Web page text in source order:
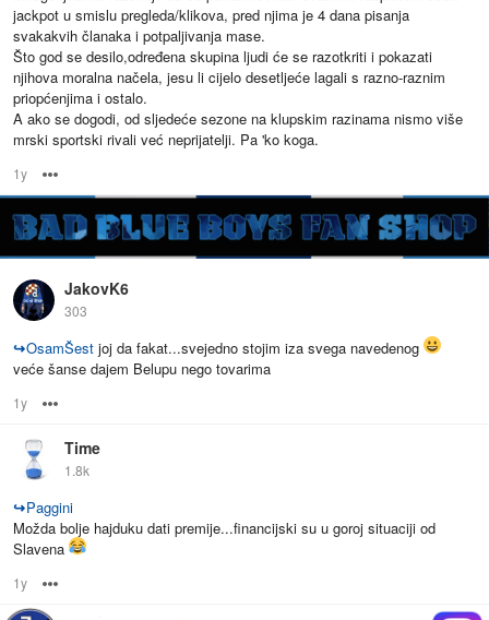
jackpot u smislu pregleda/klikova, pred njima je 4 dana pisanja
svakakvih članaka i potpaljivanja mase.
Što god se desilo,određena skupina ljudi će se razotkriti i pokazati
njihova moralna načela, jesu li cijelo desetljeće lagali s razno-raznim
priopćenjima i ostalo.
A ako se dogodi, od sljedeće sezone na klupskim razinama nismo više
mrski sportski rivali već neprijatelji. Pa 'ko koga.
1y
JakovK6
303
↪OsamŠest joj da fakat...svejedno stojim iza svega navedenog
veće šanse dajem Belupu nego tovarima
1y
Time
1.8k
↪Paggini
Možda bolje hajduku dati premije...financijski su u goroj situaciji od
Slavena
1y